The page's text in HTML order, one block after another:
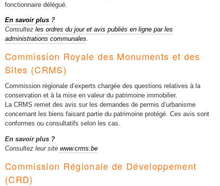
fonctionnaire délégué.
En savoir plus ?
Consultez les ordres du jour et avis publiés en ligne par les
administrations communales.
Commission Royale des Monuments et des
Sites (CRMS)
Commission régionale d’experts chargée des questions relatives à la
conservation et à la mise en valeur du patrimoine immobilier.
La CRMS remet des avis sur les demandes de permis d’urbanisme
concernant les biens faisant partie du patrimoine protégé. Ces avis sont
conformes ou consultatifs selon les cas.
En savoir plus ?
Consultez leur site www.crms.be
Commission Régionale de Développement
(CRD)